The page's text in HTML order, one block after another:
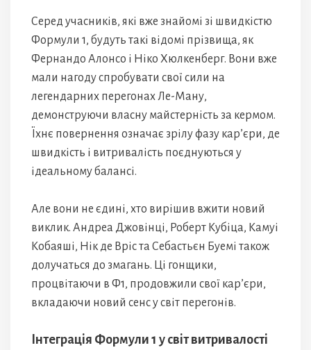
Серед учасників, які вже знайомі зі швидкістю
Формули 1, будуть такі відомі прізвища, як
Фернандо Алонсо і Ніко Хюлкенберг. Вони вже
мали нагоду спробувати свої сили на
легендарних перегонах Ле-Ману,
демонструючи власну майстерність за кермом.
Їхнє повернення означає зрілу фазу кар’єри, де
швидкість і витривалість поєднуються у
ідеальному балансі.
Але вони не єдині, хто вирішив вжити новий
виклик. Андреа Джовінці, Роберт Кубіца, Камуі
Кобаяші, Нік де Вріс та Себастьєн Буемі також
долучаться до змагань. Ці гонщики,
процвітаючи в Ф1, продовжили свої кар’єри,
вкладаючи новий сенс у світ перегонів.
Інтеграція Формули 1 у світ витривалості